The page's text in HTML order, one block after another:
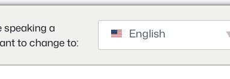
speaking a
to change to:
English